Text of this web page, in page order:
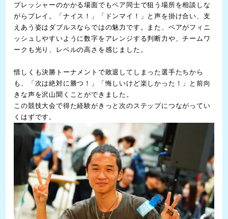
プレッシャーのかかる場面でもペア同士で狙う場所を相談しな
がらプレイ。「ナイス！」「ドンマイ！」と声を掛け合い、支
えあう姿はダブルスならではの魅力です。また、ペアがフィニ
ッシュしやすいように数字をアレンジする判断力や、チームワ
ークも光り、レベルの高さを感じました。
惜しくも決勝トーナメントで敗退してしまった選手たちから
も、「次は絶対に勝つ！」「悔しいけど楽しかった！」と前向
きな声を沢山聞くことができました。
この競技大会で得た経験がきっと次のステップにつながってい
くはずです。